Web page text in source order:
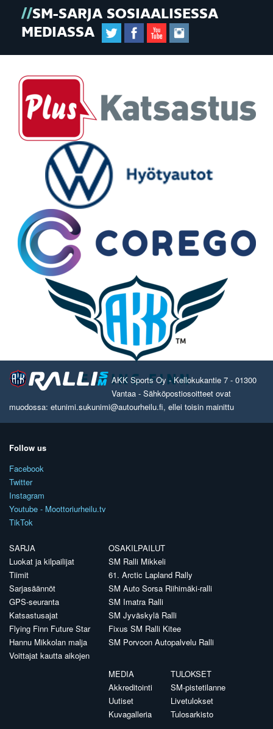
SM-SARJA SOSIAALISESSA
MEDIASSA
AKK Sports Oy - Kellokukantie 7 - 01300
Vantaa - Sähköpostiosoitteet ovat
muodossa: etunimi.sukunimi@autourheilu.fi, ellei toisin mainittu
Follow us
Facebook
Twitter
Instagram
Youtube - Moottoriurheilu.tv
TikTok
SARJA
Luokat ja kilpailijat
Tiimit
Sarjasäännöt
GPS-seuranta
Katsastusajat
Flying Finn Future Star
Hannu Mikkolan malja
Voittajat kautta aikojen
OSAKILPAILUT
SM Ralli Mikkeli
61. Arctic Lapland Rally
SM Auto Sorsa Riihimäki-ralli
SM Imatra Ralli
SM Jyväskylä Ralli
Fixus SM Ralli Kitee
SM Porvoon Autopalvelu Ralli
MEDIA
Akkreditointi
Uutiset
Kuvagalleria
TULOKSET
SM-pistetilanne
Livetulokset
Tulosarkisto